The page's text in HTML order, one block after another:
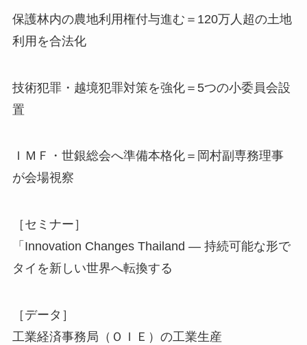
保護林内の農地利用権付与進む＝120万人超の土地
利用を合法化
技術犯罪・越境犯罪対策を強化＝5つの小委員会設
置
ＩＭＦ・世銀総会へ準備本格化＝岡村副専務理事
が会場視察
［セミナー］
「Innovation Changes Thailand ― 持続可能な形で
タイを新しい世界へ転換する
［データ］
工業経済事務局（ＯＩＥ）の工業生産